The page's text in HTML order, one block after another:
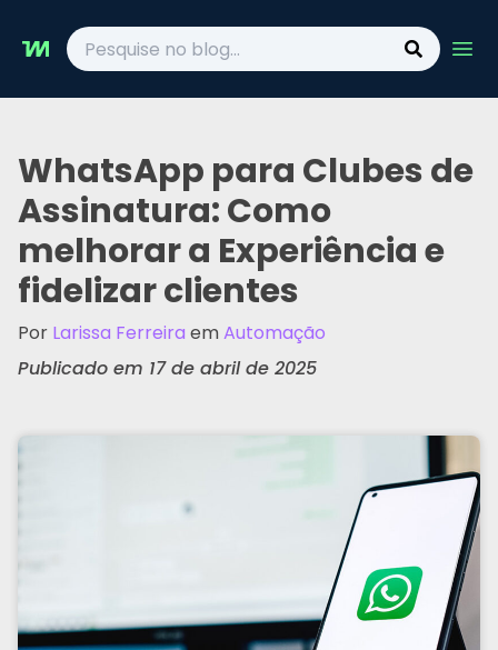
WhatsApp para Clubes de
Assinatura: Como
melhorar a Experiência e
fidelizar clientes
Por Larissa Ferreira emAutomação
Publicado em 17 de abril de 2025